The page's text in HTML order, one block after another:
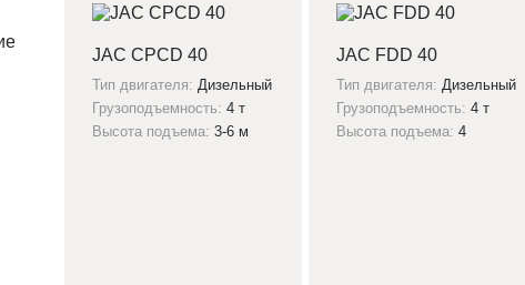
JAC CPCD 40
Тип двигателя: Дизельный
Грузоподъемность: 4 т
Высота подъема: 3-6 м
JAC FDD 40
Тип двигателя: Дизельный
Грузоподъемность: 4 т
Высота подъема: 4